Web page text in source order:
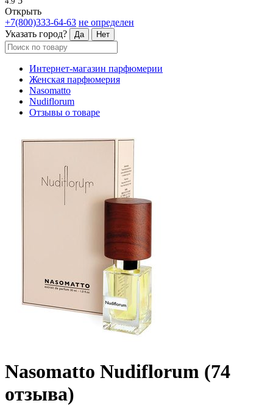
Открыть
+7(800)333-64-63 не определен
Указать город?
Да Нет
Интернет-магазин парфюмерии
Женская парфюмерия
Nasomatto
Nudiflorum
Отзывы о товаре
Nasomatto Nudiflorum (74
отзыва)